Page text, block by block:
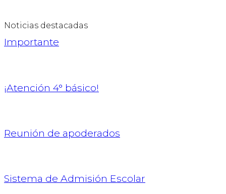
Noticias destacadas
Importante
¡Atención 4° básico!
Reunión de apoderados
Sistema de Admisión Escolar